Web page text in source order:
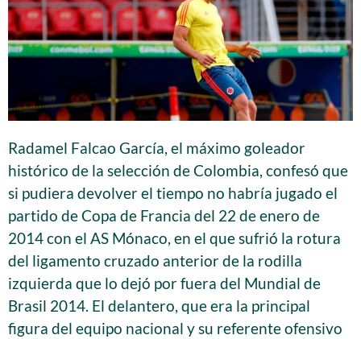
Radamel Falcao García, el máximo goleador
histórico de la selección de Colombia, confesó que
si pudiera devolver el tiempo no habría jugado el
partido de Copa de Francia del 22 de enero de
2014 con el AS Mónaco, en el que sufrió la rotura
del ligamento cruzado anterior de la rodilla
izquierda que lo dejó por fuera del Mundial de
Brasil 2014. El delantero, que era la principal
figura del equipo nacional y su referente ofensivo